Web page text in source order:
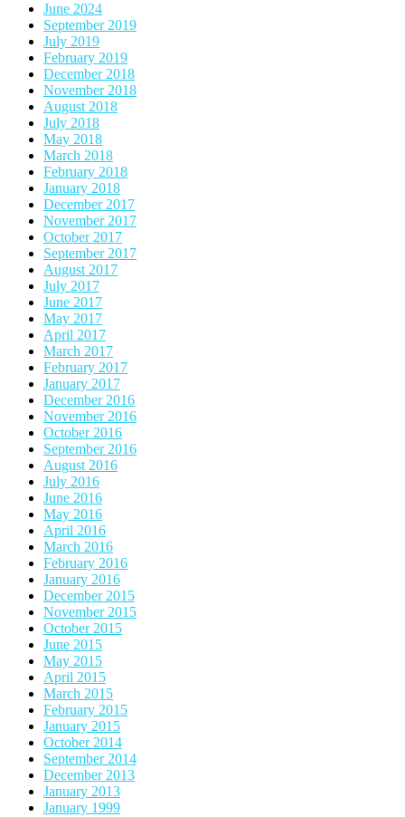
June 2024
September 2019
July 2019
February 2019
December 2018
November 2018
August 2018
July 2018
May 2018
March 2018
February 2018
January 2018
December 2017
November 2017
October 2017
September 2017
August 2017
July 2017
June 2017
May 2017
April 2017
March 2017
February 2017
January 2017
December 2016
November 2016
October 2016
September 2016
August 2016
July 2016
June 2016
May 2016
April 2016
March 2016
February 2016
January 2016
December 2015
November 2015
October 2015
June 2015
May 2015
April 2015
March 2015
February 2015
January 2015
October 2014
September 2014
December 2013
January 2013
January 1999